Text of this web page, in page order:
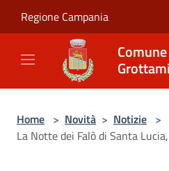
Regione Campania
Home > Novità > Notizie >
La Notte dei Falò di Santa